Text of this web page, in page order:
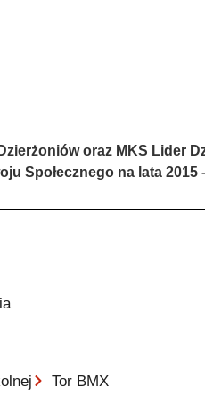
oraz MKS Lider
Społecznego na lata 2015
Tor BMX